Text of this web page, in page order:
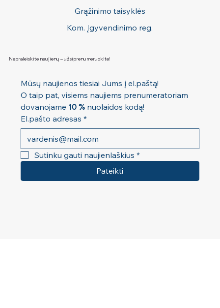
Nepraleiskite naujienų – užsiprenumeruokite!
O taip pat, visiems naujiems prenumeratoriam
dovanojame 10 % nuolaidos kodą!
El.pašto adresas *
Sutinku gauti naujienlaškius *
Pateikti
Grąžinimo taisyklės
Kom. Įgyvendinimo reg.